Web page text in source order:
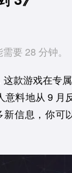
要 28 分钟。
款游戏在专
料地从 9 月
信息，你可